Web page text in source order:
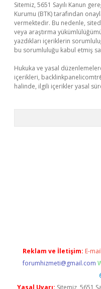
Sitemiz, 5651 Sayılı Kanun
Kurumu (BTK) tarafından
vermektedir. Bu nedenle,
veya araştırma
yazdıkları içeriklerin
bu sorumluluğu kabul etmiş
Hukuka ve yasal
içerikleri,
halinde, ilgili içerikler yasal
Reklam ve İletişim: E-
forumhizmeti@gmail.com
Yasal Uyarı: Sitemiz, 5651